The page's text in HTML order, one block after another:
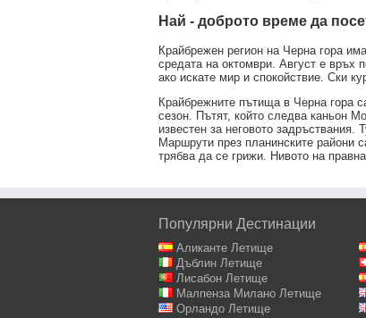
Най - доброто време да
Крайбрежен регион на Черна гора
средата на октомври. Август е връх
ако искате мир и спокойствие. Ски
Крайбрежните пътища в Черна гора
сезон. Пътят, който следва каньон
известен за неговото задръствания.
Маршрути през планинските райони
трябва да се грижи. Нивото на
Популярни Дестинации
Аликанте Летище
Дъблин Летище
Лисабон Летище
Малпенза Милано Летище
Орландо Летище